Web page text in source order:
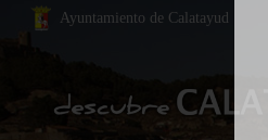
Ayuntamiento de Calatayud